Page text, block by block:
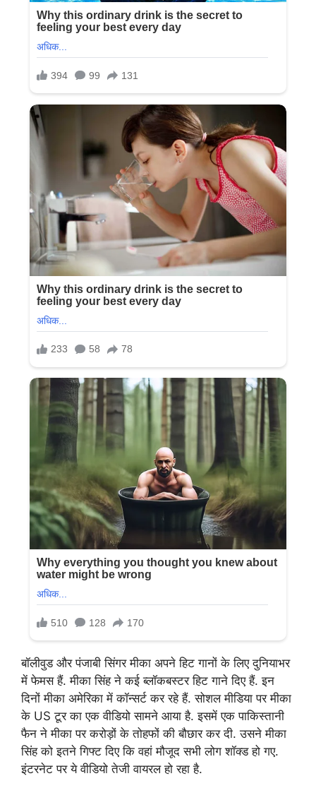
बॉलीवुड और पंजाबी सिंगर मीका अपने हिट गानों के लिए दुनियाभर
में फेमस हैं. मीका सिंह ने कई ब्लॉकबस्टर हिट गाने दिए हैं. इन
दिनों मीका अमेरिका में कॉन्सर्ट कर रहे हैं. सोशल मीडिया पर मीका
के US टूर का एक वीडियो सामने आया है. इसमें एक पाकिस्तानी
फैन ने मीका पर करोड़ों के तोहफों की बौछार कर दी. उसने मीका
सिंह को इतने गिफ्ट दिए कि वहां मौजूद सभी लोग शॉक्ड हो गए.
इंटरनेट पर ये वीडियो तेजी वायरल हो रहा है.